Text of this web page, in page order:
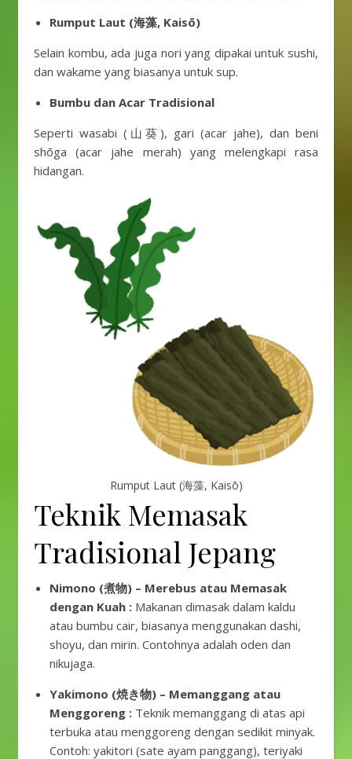
Rumput Laut (海藻, Kaisō)
Selain kombu, ada juga nori yang dipakai untuk sushi,
dan wakame yang biasanya untuk sup.
Bumbu dan Acar Tradisional
Seperti wasabi (山葵), gari (acar jahe), dan beni
shōga (acar jahe merah) yang melengkapi rasa
hidangan.
Rumput Laut (海藻, Kaisō)
Teknik Memasak
Tradisional Jepang
Nimono (煮物) – Merebus atau Memasak
dengan Kuah : Makanan dimasak dalam kaldu
atau bumbu cair, biasanya menggunakan dashi,
shoyu, dan mirin. Contohnya adalah oden dan
nikujaga.
Yakimono (焼き物) – Memanggang atau
Menggoreng : Teknik memanggang di atas api
terbuka atau menggoreng dengan sedikit minyak.
Contoh: yakitori (sate ayam panggang), teriyaki